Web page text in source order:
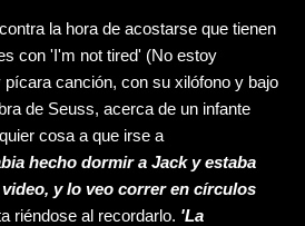
la hora de acostarse que tienen
con 'I'm not tired' (No estoy
canción, con su xilófono y bajo
de Seuss, acerca de un infante
cosa a que irse a
hecho dormir a Jack y estaba
y lo veo correr en círculos
riéndose al recordarlo. 'La